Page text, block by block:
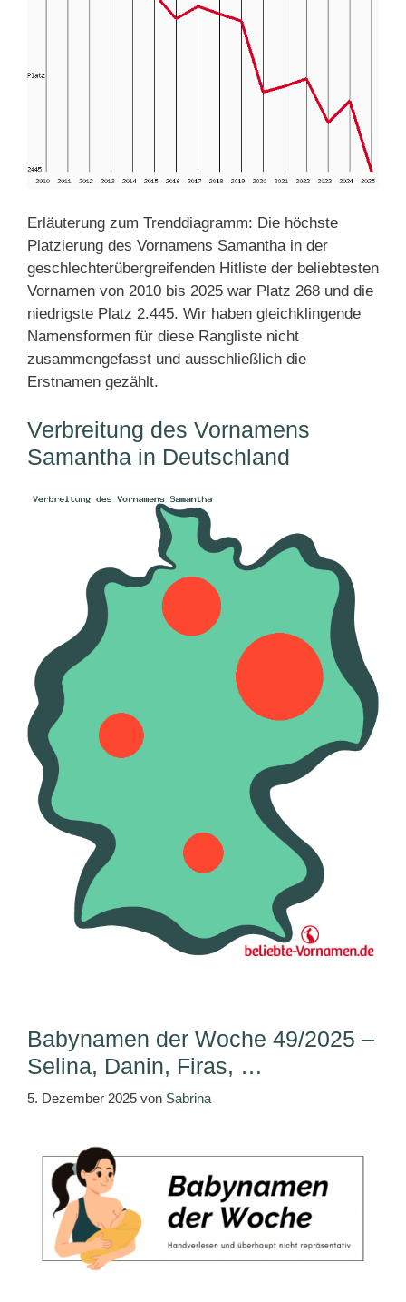
Erläuterung zum Trenddiagramm: Die höchste
Platzierung des Vornamens Samantha in der
geschlechterübergreifenden Hitliste der beliebtesten
Vornamen von 2010 bis 2025 war Platz 268 und die
niedrigste Platz 2.445. Wir haben gleichklingende
Namensformen für diese Rangliste nicht
zusammengefasst und ausschließlich die
Erstnamen gezählt.
Verbreitung des Vornamens
Samantha in Deutschland
Babynamen der Woche 49/2025 –
Selina, Danin, Firas, …
5. Dezember 2025 von Sabrina